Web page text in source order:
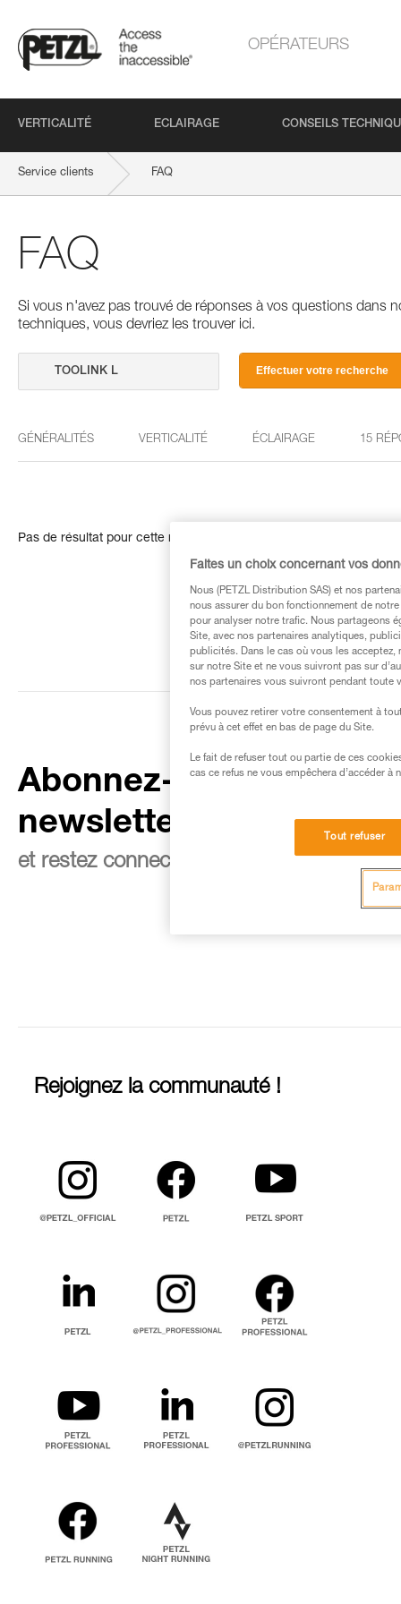
OPÉRATEURS
VERTICALITÉ ECLAIRAGE CONSEILS
Service clients FAQ
FAQ
Si vous n'avez pas trouvé de réponses à vos questions dans
techniques, vous devriez les trouver ici.
Effectuer votre recherche
GÉNÉRALITÉS VERTICALITÉ ÉCLAIRAGE 15
Pas de résultat pour cette recherche
Abonnez-vous à la
newsletter
et restez connecté à notre actualité
Rejoignez la communauté !
Faites un choix concernant vos
Nous (PETZL Distribution SAS) et nos
nous assurer du bon fonctionnement de
pour analyser notre trafic. Nous partageons
Site, avec nos partenaires analytiques,
publicités. Dans le cas où vous les
sur notre Site et ne vous suivront pas sur
nos partenaires vous suivront pendant toute
Vous pouvez retirer votre consentement à
prévu à cet effet en bas de page du Site.
Le fait de refuser tout ou partie de ces
cas ce refus ne vous empêchera d’accéder à
Tout refuser